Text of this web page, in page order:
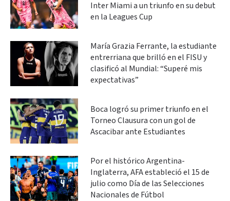
Inter Miami a un triunfo en su debut
en la Leagues Cup
María Grazia Ferrante, la estudiante
entrerriana que brilló en el FISU y
clasificó al Mundial: “Superé mis
expectativas”
Boca logró su primer triunfo en el
Torneo Clausura con un gol de
Ascacibar ante Estudiantes
Por el histórico Argentina-
Inglaterra, AFA estableció el 15 de
julio como Día de las Selecciones
Nacionales de Fútbol